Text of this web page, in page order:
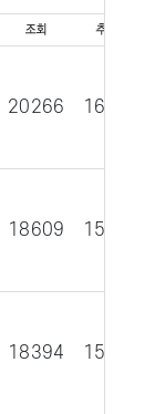
20266 1656
18609 1598
18394 1589